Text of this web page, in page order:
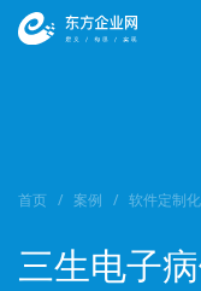
首页 案例 软件定制
三生电子